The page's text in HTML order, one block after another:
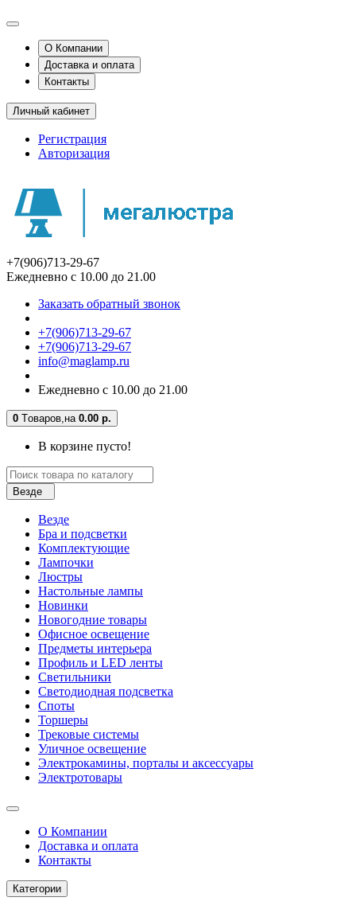
О Компании
Доставка и оплата
Контакты
Личный кабинет
Регистрация
Авторизация
+7(906)713-29-67
Ежедневно с 10.00 до 21.00
Заказать обратный звонок
+7(906)713-29-67
+7(906)713-29-67
info@maglamp.ru
Ежедневно с 10.00 до 21.00
0 Tоваров,на 0.00 р.
В корзине пусто!
Везде
Везде
Бра и подсветки
Комплектующие
Лампочки
Люстры
Настольные лампы
Новинки
Новогодние товары
Офисное освещение
Предметы интерьера
Профиль и LED ленты
Светильники
Светодиодная подсветка
Споты
Торшеры
Трековые системы
Уличное освещение
Электрокамины, порталы и аксессуары
Электротовары
О Компании
Доставка и оплата
Контакты
Категории